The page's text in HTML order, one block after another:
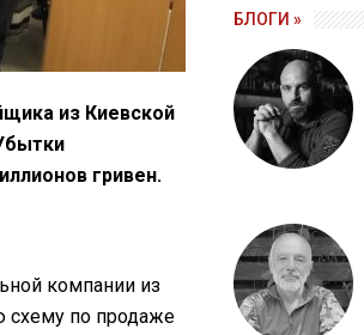
из Киевской
гривен.
компании из
схему по продаже
БЛОГИ »